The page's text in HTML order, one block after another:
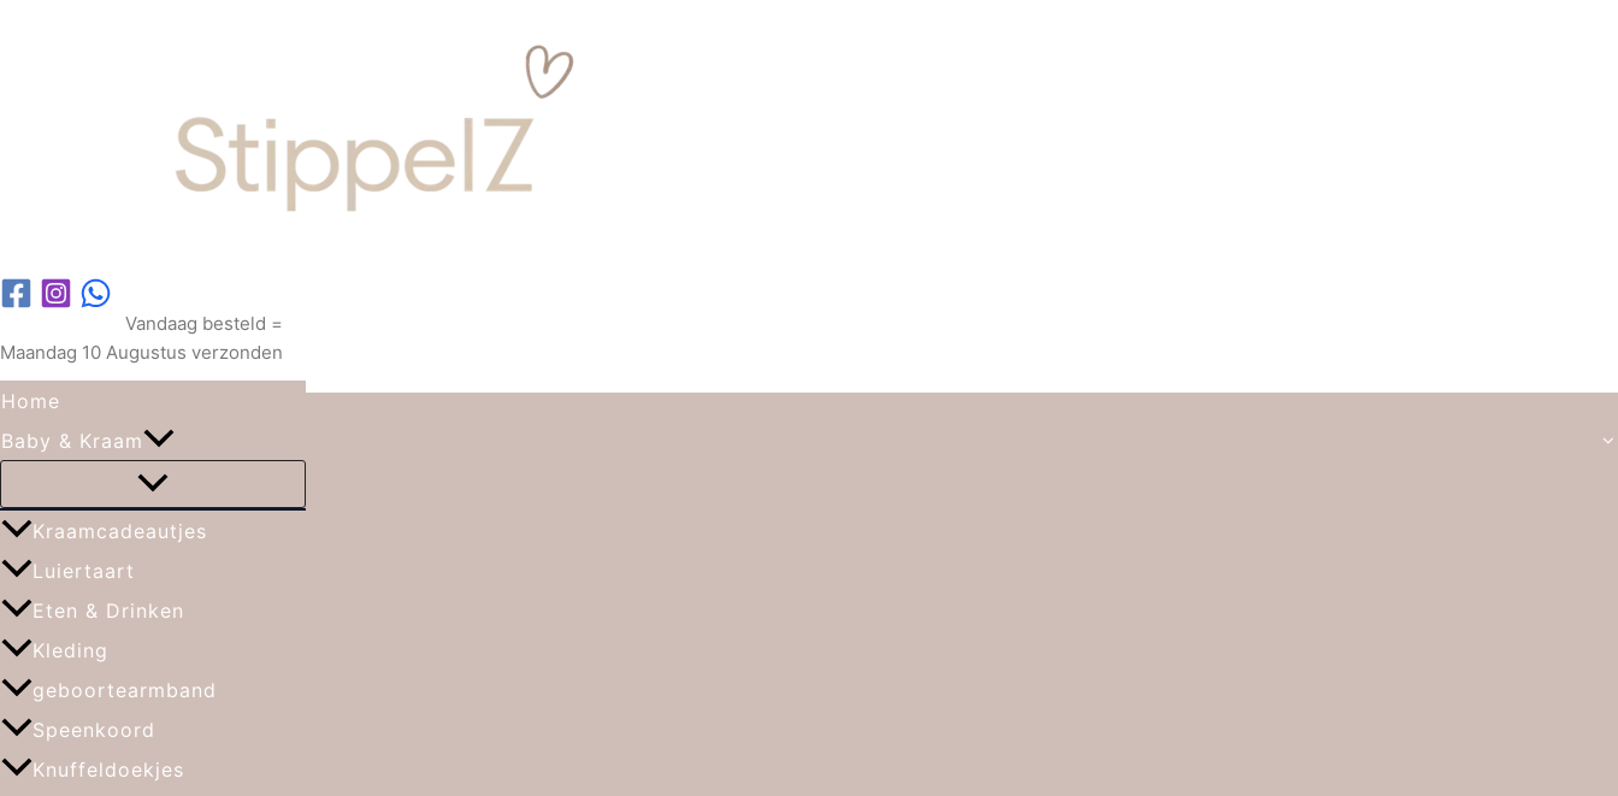
Vandaag besteld =
Maandag 10 Augustus verzonden
Zoeken
Home
Baby & Kraam
Kraamcadeautjes
Luiertaart
Eten & Drinken
Kleding
geboortearmband
Speenkoord
Knuffeldoekjes